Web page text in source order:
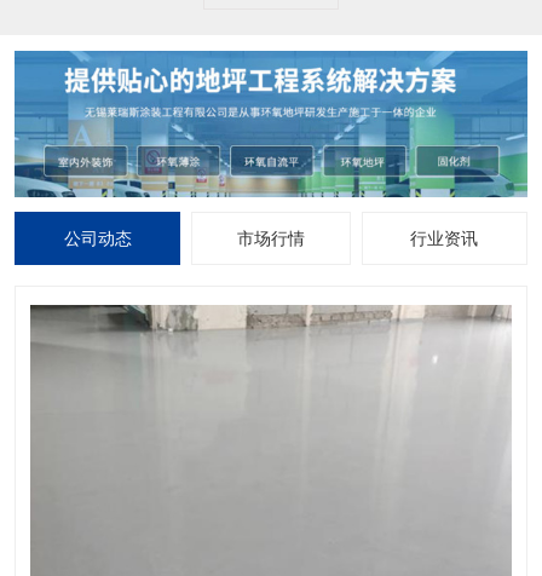
公司动态 市场行情 行业资讯